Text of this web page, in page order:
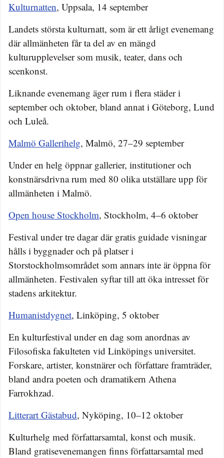
Kulturnatten, Uppsala, 14 september
Landets största kulturnatt, som är ett årligt evenemang
där allmänheten får ta del av en mängd
kulturupplevelser som musik, teater, dans och
scenkonst.
Liknande evenemang äger rum i flera städer i
september och oktober, bland annat i Göteborg, Lund
och Luleå.
Malmö Gallerihelg, Malmö, 27–29 september
Under en helg öppnar gallerier, institutioner och
konstnärsdrivna rum med 80 olika utställare upp för
allmänheten i Malmö.
Open house Stockholm, Stockholm, 4–6 oktober
Festival under tre dagar där gratis guidade visningar
hålls i byggnader och på platser i
Storstockholmsområdet som annars inte är öppna för
allmänheten. Festivalen syftar till att öka intresset för
stadens arkitektur.
Humanistdygnet, Linköping, 5 oktober
En kulturfestival under en dag som anordnas av
Filosofiska fakulteten vid Linköpings universitet.
Forskare, artister, konstnärer och författare framträder,
bland andra poeten och dramatikern Athena
Farrokhzad.
Litterart Gästabud, Nyköping, 10–12 oktober
Kulturhelg med författarsamtal, konst och musik.
Bland gratisevenemangen finns författarsamtal med